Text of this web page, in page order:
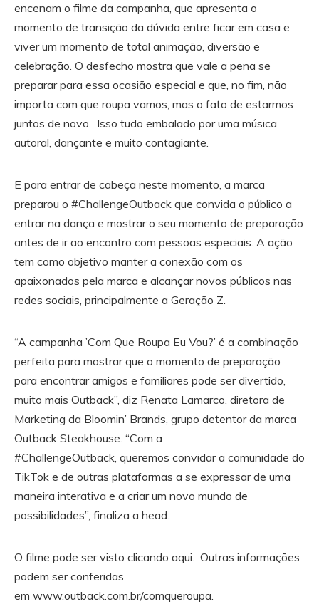
encenam o filme da campanha, que apresenta o
momento de transição da dúvida entre ficar em casa e
viver um momento de total animação, diversão e
celebração. O desfecho mostra que vale a pena se
preparar para essa ocasião especial e que, no fim, não
importa com que roupa vamos, mas o fato de estarmos
juntos de novo. Isso tudo embalado por uma música
autoral, dançante e muito contagiante.
E para entrar de cabeça neste momento, a marca
preparou o #ChallengeOutback que convida o público a
entrar na dança e mostrar o seu momento de preparação
antes de ir ao encontro com pessoas especiais. A ação
tem como objetivo manter a conexão com os
apaixonados pela marca e alcançar novos públicos nas
redes sociais, principalmente a Geração Z.
“A campanha ’Com Que Roupa Eu Vou?’ é a combinação
perfeita para mostrar que o momento de preparação
para encontrar amigos e familiares pode ser divertido,
muito mais Outback”, diz Renata Lamarco, diretora de
Marketing da Bloomin’ Brands, grupo detentor da marca
Outback Steakhouse. “Com a
#ChallengeOutback, queremos convidar a comunidade do
TikTok e de outras plataformas a se expressar de uma
maneira interativa e a criar um novo mundo de
possibilidades”, finaliza a head.
O filme pode ser visto clicando aqui. Outras informações
podem ser conferidas
em www.outback.com.br/comqueroupa.